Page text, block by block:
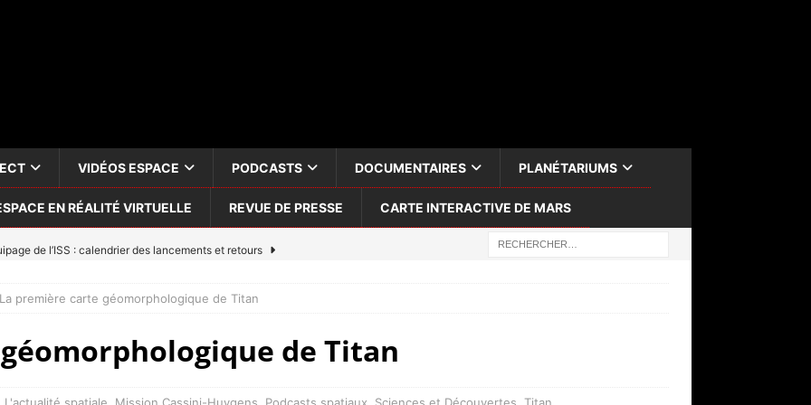
VIDÉOS ESPACE PODCASTS DOCUMENTAIRES PLANÉTARIUMS
EN RÉALITÉ VIRTUELLE REVUE DE PRESSE CARTE INTERACTIVE DE MARS
de l’ISS : calendrier des lancements et retours
: Prochain direct dans la nuit du 24 au 25/07/2026
Arnaud Prost dans l’espace: accord historique entre la France et
(ESA)
La première carte géomorphologique de Titan
de Titan